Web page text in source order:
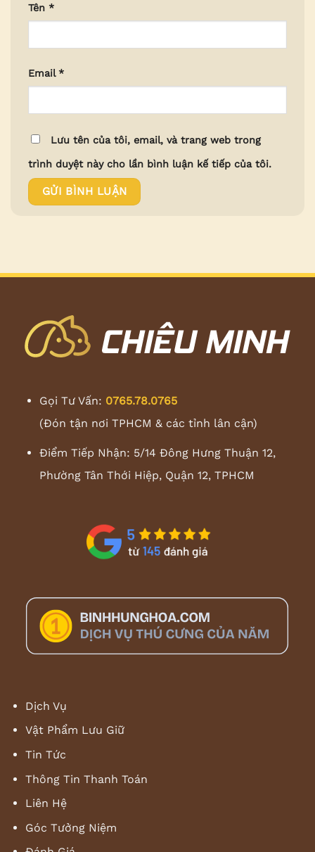
Tên *
Email*
Lưu tên của tôi, email, và trang web trong
trình duyệt này cho lần bình luận kế tiếp của tôi.
Gọi Tư Vấn: 0765.78.0765
(Đón tận nơi TPHCM & các tỉnh lân cận)
Điểm Tiếp Nhận: 5/14 Đông Hưng Thuận 12,
Phường Tân Thới Hiệp, Quận 12, TPHCM
Dịch Vụ
Vật Phẩm Lưu Giữ
Tin Tức
Thông Tin Thanh Toán
Liên Hệ
Góc Tưởng Niệm